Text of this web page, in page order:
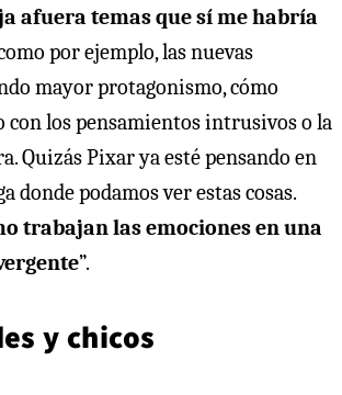
afuera temas que sí me habría
por ejemplo, las nuevas
mayor protagonismo, cómo
con los pensamientos intrusivos o la
Quizás Pixar ya esté pensando en
donde podamos ver estas cosas.
trabajan las emociones en una
”.
y chicos